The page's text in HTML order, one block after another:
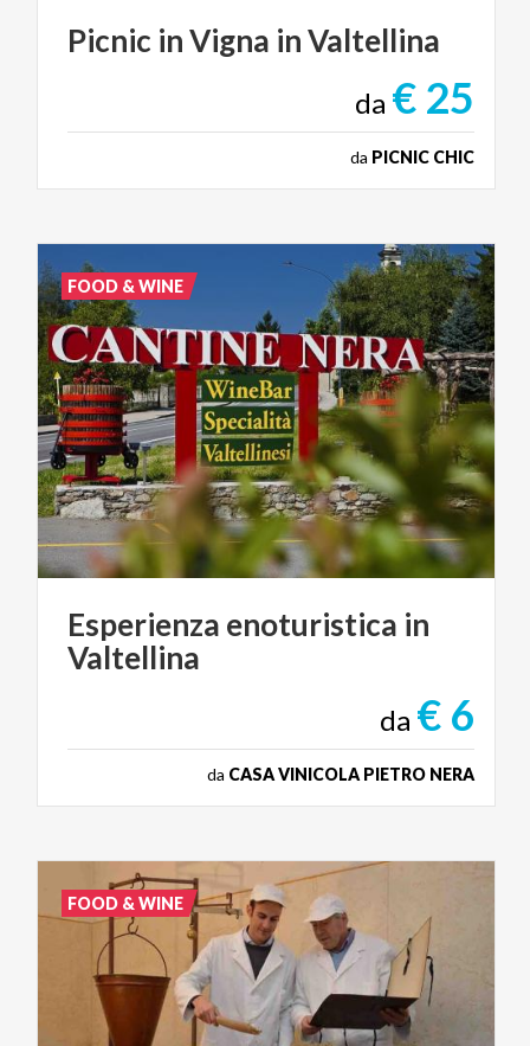
Picnic inVigna inValtellina
da € 25
da PICNIC CHIC
Esperienza enoturistica in
Valtellina
da € 6
da CASA VINICOLA PIETRO NERA
FOOD & WINE
FOOD & WINE